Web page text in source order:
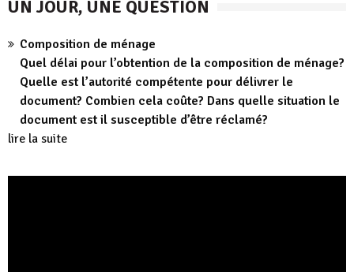
UN JOUR, UNE QUESTION
Composition de ménage
Quel délai pour l’obtention de la composition de ménage?
Quelle est l’autorité compétente pour délivrer le
document? Combien cela coûte? Dans quelle situation le
document est il susceptible d’être réclamé?
lire la suite